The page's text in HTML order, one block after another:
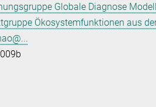
Globale Diagnose
Ökosystemfunktionen aus